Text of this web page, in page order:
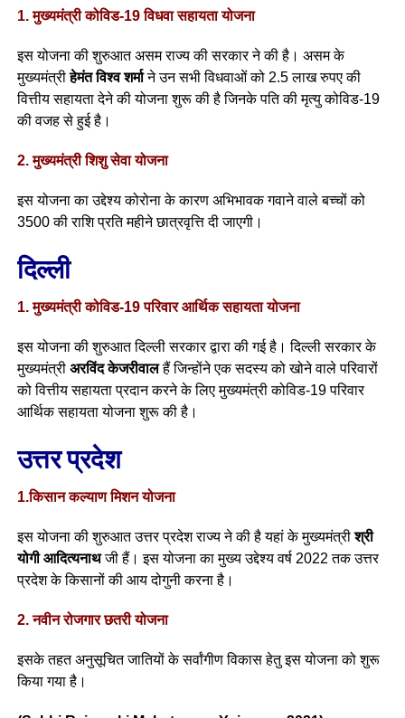
1. मुख्यमंत्री कोविड-19 विधवा सहायता योजना
इस योजना की शुरुआत असम राज्य की सरकार ने की है। असम के
मुख्यमंत्रीहेमंत विश्व शर्माने उन सभी विधवाओं को 2.5 लाख रुपए की
वित्तीय सहायता देने की योजना शुरू की है जिनके पति की मृत्यु कोविड-19
की वजह से हुई है।
2. मुख्यमंत्री शिशु सेवा योजना
इस योजना का उद्देश्य कोरोना के कारण अभिभावक गवाने वाले बच्चों को
3500 की राशि प्रति महीने छात्रवृत्ति दी जाएगी।
दिल्ली
1. मुख्यमंत्री कोविड-19 परिवार आर्थिक सहायता योजना
इस योजना की शुरुआत दिल्ली सरकार द्वारा की गई है। दिल्ली सरकार के
मुख्यमंत्री अरविंद केजरीवालहैं जिन्होंने एक सदस्य को खोने वाले परिवारों
को वित्तीय सहायता प्रदान करने के लिए मुख्यमंत्री कोविड-19 परिवार
आर्थिक सहायता योजना शुरू की है।
उत्तर प्रदेश
1.किसान कल्याण मिशन योजना
इस योजना की शुरुआत उत्तर प्रदेश राज्य ने की है यहां के मुख्यमंत्रीश्री
योगी आदित्यनाथजी हैं। इस योजना का मुख्य उद्देश्य वर्ष 2022 तक उत्तर
प्रदेश के किसानों की आय दोगुनी करना है।
2. नवीन रोजगार छतरी योजना
इसके तहत अनुसूचित जातियों के सर्वांगीण विकास हेतु इस योजना को शुरू
किया गया है।